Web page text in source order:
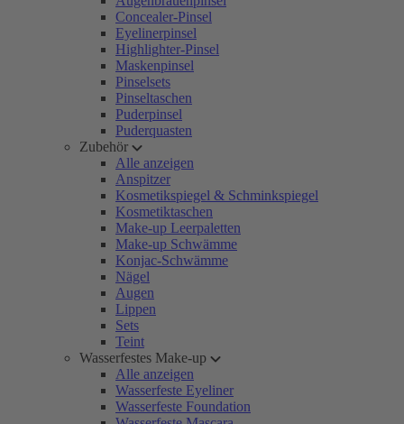
Concealer-Pinsel
Eyelinerpinsel
Highlighter-Pinsel
Maskenpinsel
Pinselsets
Pinseltaschen
Puderpinsel
Puderquasten
Zubehör
Alle anzeigen
Anspitzer
Kosmetikspiegel & Schminkspiegel
Kosmetiktaschen
Make-up Leerpaletten
Make-up Schwämme
Konjac-Schwämme
Nägel
Augen
Lippen
Sets
Teint
Wasserfestes Make-up
Alle anzeigen
Wasserfeste Eyeliner
Wasserfeste Foundation